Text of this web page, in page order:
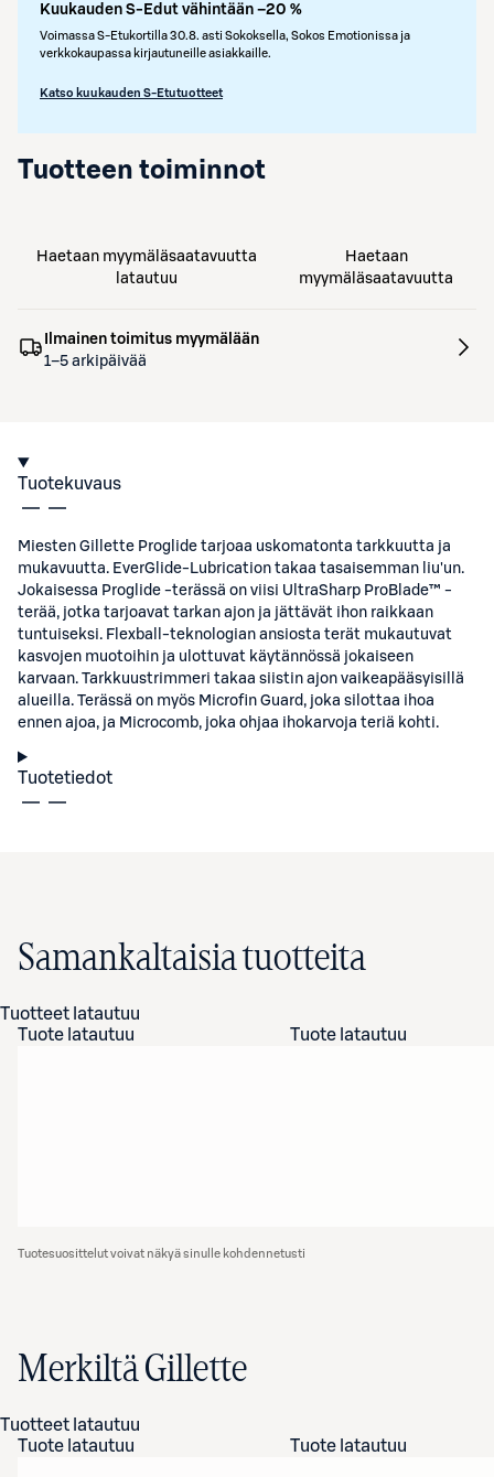
Kuukauden S-Edut vähintään –20 %
Voimassa S-Etukortilla 30.8. asti Sokoksella, Sokos Emotionissa ja
verkkokaupassa kirjautuneille asiakkaille.
Katso kuukauden S-Etutuotteet
Tuotteen toiminnot
Haetaan myymäläsaatavuutta
latautuu
Haetaan
myymäläsaatavuutta
Ilmainen toimitus myymälään
1–5 arkipäivää
Tuotekuvaus
Miesten Gillette Proglide tarjoaa uskomatonta tarkkuutta ja
mukavuutta. EverGlide-Lubrication takaa tasaisemman liu'un.
Jokaisessa Proglide -terässä on viisi UltraSharp ProBlade™ -
terää, jotka tarjoavat tarkan ajon ja jättävät ihon raikkaan
tuntuiseksi. Flexball-teknologian ansiosta terät mukautuvat
kasvojen muotoihin ja ulottuvat käytännössä jokaiseen
karvaan. Tarkkuustrimmeri takaa siistin ajon vaikeapääsyisillä
alueilla. Terässä on myös Microfin Guard, joka silottaa ihoa
ennen ajoa, ja Microcomb, joka ohjaa ihokarvoja teriä kohti.
Tuotetiedot
Samankaltaisia tuotteita
Tuotteet latautuu
Tuote latautuu
Tuote latautuu
Tuotesuosittelut voivat näkyä sinulle kohdennetusti
Merkiltä Gillette
Tuotteet latautuu
Tuote latautuu
Tuote latautuu